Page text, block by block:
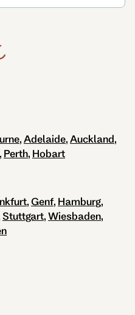
Adelaide Auckland
Perth Hobart
Genf Hamburg
Stuttgart Wiesbaden